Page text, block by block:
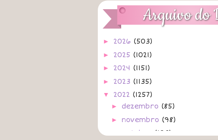
Arquivo do
► 2026 (503)
► 2025 (1021)
► 2024 (1151)
► 2023 (1135)
▼ 2022 (1257)
► dezembro (85)
► novembro (98)
outubro (103)